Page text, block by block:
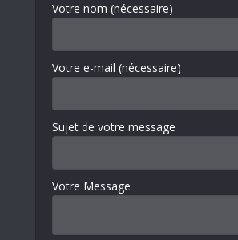
Votre nom (nécessaire)
Votre e-mail (nécessaire)
Sujet de votre message
Votre Message